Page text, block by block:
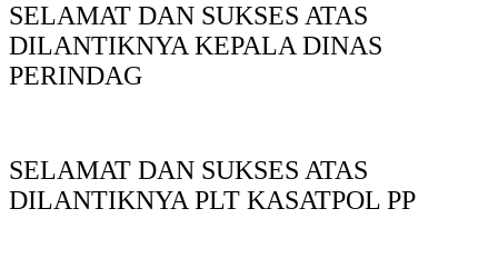
SELAMAT DAN SUKSES ATAS
DILANTIKNYA KEPALA DINAS
PERINDAG
SELAMAT DAN SUKSES ATAS
DILANTIKNYA PLT KASATPOL PP